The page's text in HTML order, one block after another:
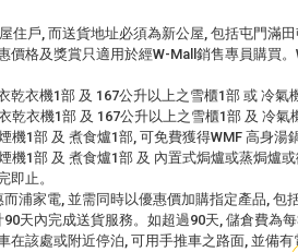
住戶, 而送貨地址必須為新公屋, 包括屯門滿
價格及獎賞只適用於經W-Mall銷售專員購買
乾衣機1部 及 167公升以上之雪櫃1部 或 冷
乾衣機1部 及 167公升以上之雪櫃1部 及 冷
機1部 及 煮食爐1部, 可免費獲得WMF 高身湯
機1部 及 煮食爐1部 及 內置式焗爐或蒸焗爐
即止。
浦家電, 並需同時以優惠價加購指定產品, 包
天內完成送貨服務。如超過90天, 儲倉費為
在該處或附近停泊, 可用手推車之路面, 並備